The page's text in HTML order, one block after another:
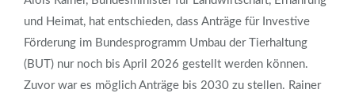
ANMELDEN
und Heimat, hat entschieden, dass Anträge für Investive
Förderung im Bundesprogramm Umbau der Tierhaltung
(BUT) nur noch bis April 2026 gestellt werden können.
Zuvor war es möglich Anträge bis 2030 zu stellen. Rainer